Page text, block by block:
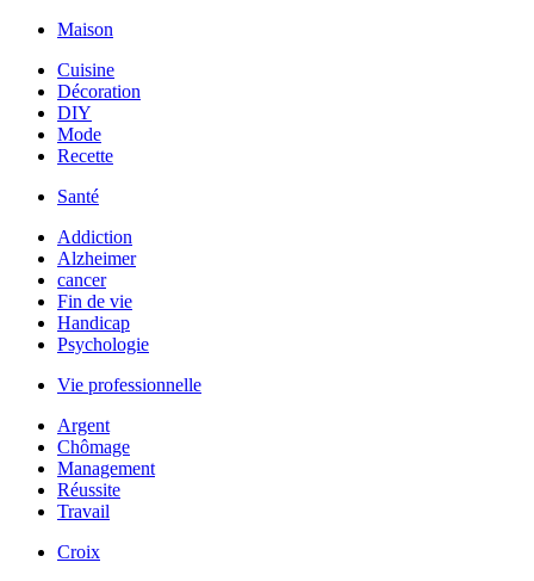
Maison
Cuisine
Décoration
DIY
Mode
Recette
Santé
Addiction
Alzheimer
cancer
Fin de vie
Handicap
Psychologie
Vie professionnelle
Argent
Chômage
Management
Réussite
Travail
Croix